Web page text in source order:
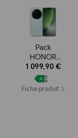
Pack
HONOR
Magic8 Pro
– 12+512Go,
Sky Cyan
1 099,90 €
Fiche produit